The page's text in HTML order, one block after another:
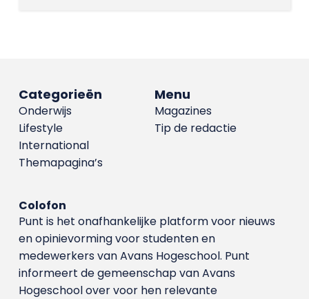
Menu
Magazines
Tip de redactie
Categorieën
Onderwijs
Lifestyle
International
Themapagina’s
Colofon
Punt is het onafhankelijke platform voor nieuws
en opinievorming voor studenten en
medewerkers van Avans Hoge­school. Punt
informeert de gemeenschap van Avans
Hogeschool over voor hen relevante